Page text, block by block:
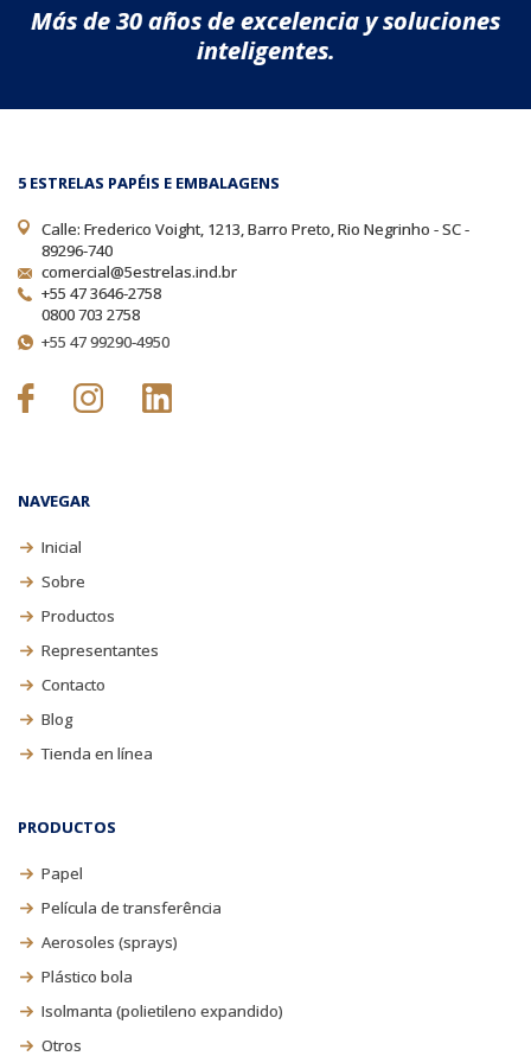
Más de 30 años de excelencia y soluciones
inteligentes.
5 ESTRELAS PAPÉIS E EMBALAGENS
Calle: Frederico Voight, 1213, Barro Preto, Rio Negrinho - SC -
89296-740
comercial@5estrelas.ind.br
+55 47 3646-2758
0800 703 2758
+55 47 99290-4950
NAVEGAR
Inicial
Sobre
Productos
Representantes
Contacto
Blog
Tienda en línea
PRODUCTOS
Papel
Película de transferência
Aerosoles (sprays)
Plástico bola
Isolmanta (polietileno expandido)
Otros